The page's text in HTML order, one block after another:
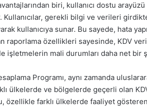
biri, kullanıcı dostu
Kullanıcılar, gerekli bilgi ve verileri
kullanıcıya sunar. Bu sayede, hata
raporlama özellikleri sayesinde, KDV
işletmelerin mali durumları daha net bir
Programı, aynı zamanda
ülkelerde ve bölgelerde geçerli olan
özellikle farklı ülkelerde faaliyet